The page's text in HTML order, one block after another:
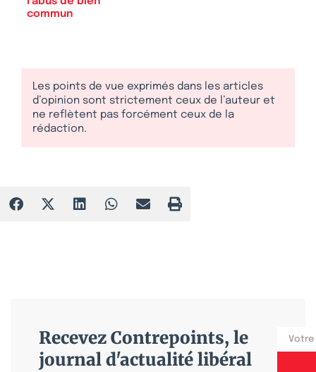
commun
Les points de vue exprimés dans les articles
d’opinion sont strictement ceux de l’auteur et
ne reflètent pas forcément ceux de la
rédaction.
Recevez Contrepoints, le
journal d'actualité libéral